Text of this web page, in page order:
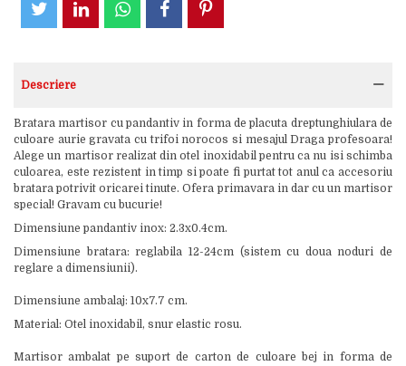
Descriere
Bratara martisor cu pandantiv in forma de placuta dreptunghiulara de
culoare aurie gravata cu trifoi norocos si mesajul Draga profesoara!
Alege un martisor realizat din otel inoxidabil pentru ca nu isi schimba
culoarea, este rezistent in timp si poate fi purtat tot anul ca accesoriu
bratara potrivit oricarei tinute. Ofera primavara in dar cu un martisor
special! Gravam cu bucurie!
Dimensiune pandantiv inox: 2.3x0.4cm.
Dimensiune bratara: reglabila 12-24cm (sistem cu doua noduri de
reglare a dimensiunii).
Dimensiune ambalaj: 10x7.7 cm.
Material: Otel inoxidabil, snur elastic rosu.
Martisor ambalat pe suport de carton de culoare bej in forma de